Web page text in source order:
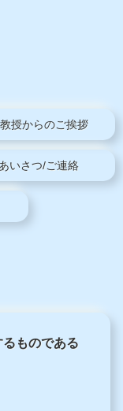
授からのご挨拶
いさつ/ご連絡
ものである